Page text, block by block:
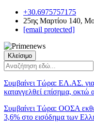
+30.6975757175
25ης Μαρτίου 140,
[email protected]
Κλείσιμο
Συμβαίνει Τώρα: ΕΛ.ΑΣ. για
καταγγελθεί επίσημα,
Συμβαίνει Τώρα: ΟΟΣΑ
3,6% στο εισόδημα των